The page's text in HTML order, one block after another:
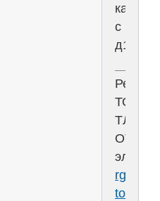
с
ТОЭ
ТЛЭЦ
ОТЦ
rgr-
toe.ru